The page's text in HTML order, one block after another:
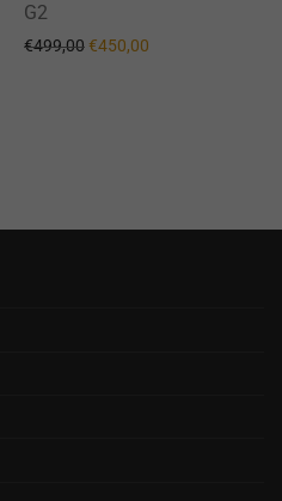
G2
€499,00Il prezzo originale era:
€450,00